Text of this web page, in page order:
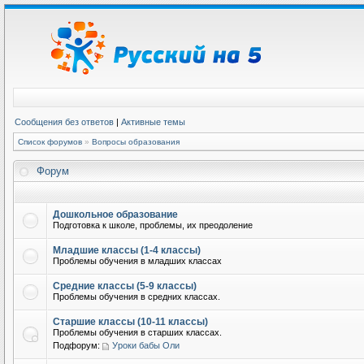
Сообщения без ответов | Активные темы
Список форумов » Вопросы образования
Форум
Дошкольное образование
Подготовка к школе, проблемы, их преодоление
Младшие классы (1-4 классы)
Проблемы обучения в младших классах
Средние классы (5-9 классы)
Проблемы обучения в средних классах.
Старшие классы (10-11 классы)
Проблемы обучения в старших классах.
Подфорум:
Уроки бабы Оли